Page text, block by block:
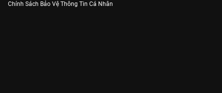
Chính Sách Bảo Vệ Thông Tin Cá Nhân